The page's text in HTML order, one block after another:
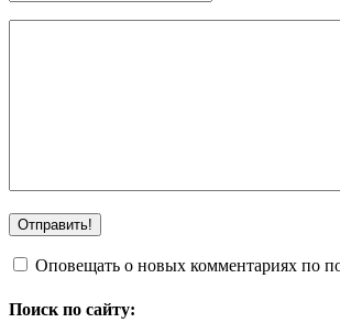
Оповещать о новых комментариях по
Поиск по сайту: